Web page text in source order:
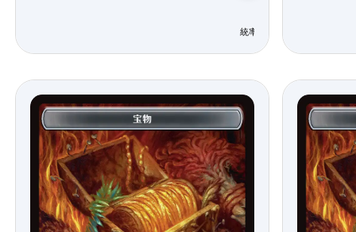
統率者デッキ「エレメンタル